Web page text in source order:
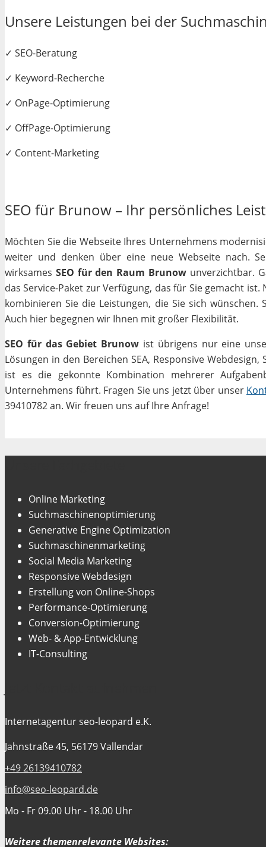
Unsere Leistungen bei der
✓ SEO-Beratung
✓ Keyword-Recherche
✓ OnPage-Optimierung
✓ OffPage-Optimierung
✓ Content-Marketing
SEO für Brunow – Ihr persönliches
Möchten Sie die Webseite Ihres Unternehmens
weiter und denken über eine neue Webseite nach.
wirksames SEO für den Raum Brunow unverzichtbar.
das Service-Paket zur Verfügung, das für Sie gemacht
kombinieren Sie die Leistungen, die Sie sich wünschen.
Auch hier begegnen wir Ihnen mit großer Flexibilität.
SEO für das Gebiet Brunow ist übrigens nur eine
Lösungen in den Bereichen SEA, Responsive
ist es die gekonnte Kombination mehrerer
Unternehmens führt. Fragen Sie uns jetzt über unser
39410782 an. Wir freuen uns auf Ihre Anfrage!
Online Marketing
Suchmaschinenoptimierung
Generative Engine Optimization
Suchmaschinenmarketing
Social Media Marketing
Responsive Webdesign
Erstellung von Online-Shops
Performance-Optimierung
Conversion-Optimierung
Web- & App-Entwicklung
IT-Consulting
Internetagentur seo-leopard e.K.
Jahnstraße 45, 56179 Vallendar
+49 26139410782
info@seo-leopard.de
Mo - Fr 09.00 Uhr - 18.00 Uhr
Weitere themenrelevante Websites: